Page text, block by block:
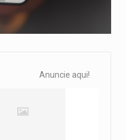
Anuncie aqui!